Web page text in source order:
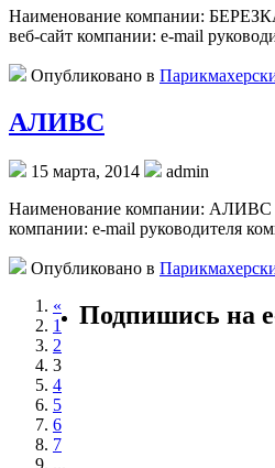
Наименование компании:
веб-сайт компании: e-mail
Опубликовано в
АЛИВС
15 марта, 2014
admin
Наименование компании: АЛИВС
компании: e-mail руководителя
Опубликовано в
«
1
2
3
4
5
6
7
...
Подпишись на